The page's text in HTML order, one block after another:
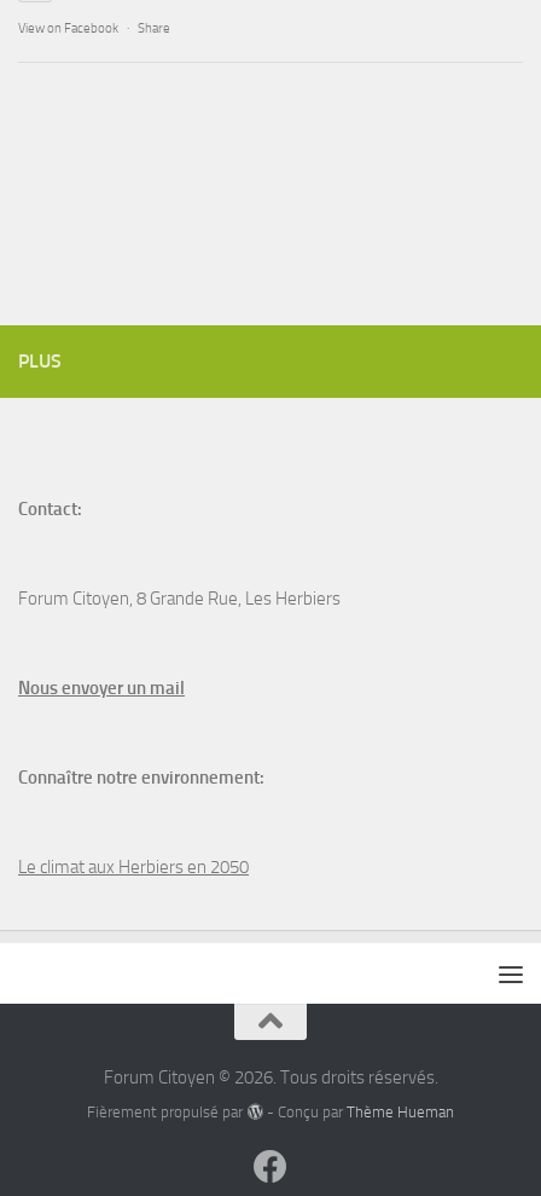
View on Facebook · Share
PLUS
Contact:
Forum Citoyen, 8 Grande Rue, Les Herbiers
Nous envoyer un mail
Connaître notre environnement:
Le climat aux Herbiers en 2050
Forum Citoyen © 2026. Tous droits réservés.
Fièrement propulsé par - Conçu par Thème Hueman